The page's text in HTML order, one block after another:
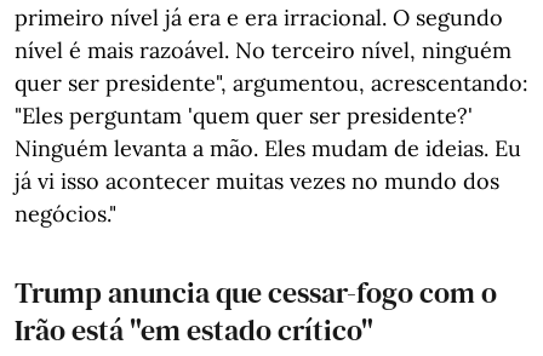
primeiro nível já era e era irracional. O segundo
nível é mais razoável. No terceiro nível, ninguém
quer ser presidente", argumentou, acrescentando:
"Eles perguntam 'quem quer ser presidente?'
Ninguém levanta a mão. Eles mudam de ideias. Eu
já vi isso acontecer muitas vezes no mundo dos
negócios."
Trump anuncia que cessar-fogo com o
Irão está "em estado crítico"